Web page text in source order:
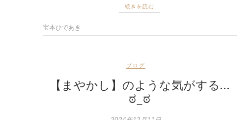
続きを読む
宝本ひであき
ブログ
【まやかし】のような気がする…
ಠ_ಠ